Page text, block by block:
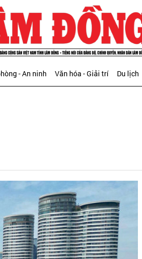
- An ninh Văn hóa - Giải trí Du lịch